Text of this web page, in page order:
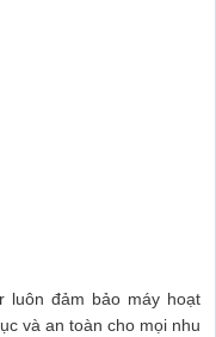
luôn đảm bảo máy hoạt
và an toàn cho mọi nhu